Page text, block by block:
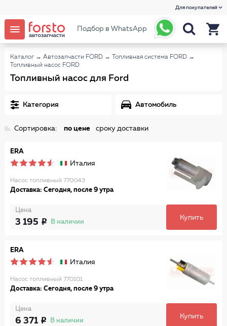
Для покупателей
Подбор в WhatsApp
Каталог → Автозапчасти FORD → Топливная система FORD →
Топливный насос FORD
Топливный насос для Ford
Категория Автомобиль
Сортировка: по цене сроку доставки
ERA
Италия
Насос топливный 770043
Доставка: Сегодня, после 9 утра
Цена
3 195 В наличии
Купить
ERA
Италия
Насос топливный 770101
Доставка: Сегодня, после 9 утра
Цена
6 371 В наличии
Купить